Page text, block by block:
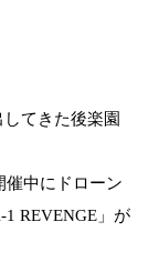
てきた後楽園
催中にドローン
REVENGE」が